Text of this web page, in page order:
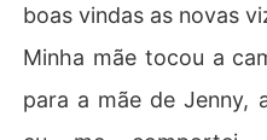
boas vindas as novas
Minha mãe tocou a
para a mãe de Jenny,